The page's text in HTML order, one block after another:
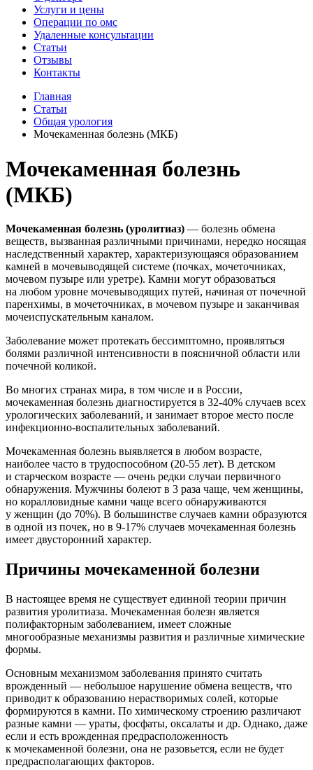
Услуги и цены
Операции по омс
Удаленные консультации
Статьи
Отзывы
Контакты
Главная
Статьи
Общая урология
Мочекаменная болезнь (МКБ)
Мочекаменная болезнь
(МКБ)
Мочекаменная болезнь (уролитиаз) — болезнь обмена
веществ, вызванная различными причинами, нередко носящая
наследственный характер, характеризующаяся образованием
камней в мочевыводящей системе (почках, мочеточниках,
мочевом пузыре или уретре). Камни могут образоваться
на любом уровне мочевыводящих путей, начиная от почечной
паренхимы, в мочеточниках, в мочевом пузыре и заканчивая
мочеиспускательным каналом.
Заболевание может протекать бессимптомно, проявляться
болями различной интенсивности в поясничной области или
почечной коликой.
Во многих странах мира, в том числе и в России,
мочекаменная болезнь диагностируется в 32-40% случаев всех
урологических заболеваний, и занимает второе место после
инфекционно-воспалительных заболеваний.
Мочекаменная болезнь выявляется в любом возрасте,
наиболее часто в трудоспособном (20-55 лет). В детском
и старческом возрасте — очень редки случаи первичного
обнаружения. Мужчины болеют в 3 раза чаще, чем женщины,
но коралловидные камни чаще всего обнаруживаются
у женщин (до 70%). В большинстве случаев камни образуются
в одной из почек, но в 9-17% случаев мочекаменная болезнь
имеет двусторонний характер.
Причины мочекаменной болезни
В настоящее время не существует единной теории причин
развития уролитиаза. Мочекаменная болезн является
полифакторным заболеванием, имеет сложные
многообразные механизмы развития и различные химические
формы.
Основным механизмом заболевания принято считать
врожденный — небольшое нарушение обмена веществ, что
приводит к образованию нерастворимых солей, которые
формируются в камни. По химическому строению различают
разные камни — ураты, фосфаты, оксалаты и др. Однако, даже
если и есть врожденная предрасположенность
к мочекаменной болезни, она не разовьется, если не будет
предрасполагающих факторов.